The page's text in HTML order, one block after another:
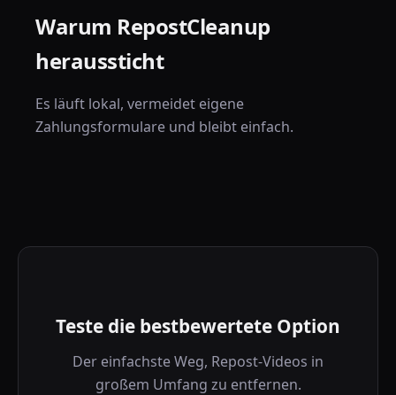
Warum RepostCleanup
heraussticht
Es läuft lokal, vermeidet eigene
Zahlungsformulare und bleibt einfach.
Teste die bestbewertete Option
Der einfachste Weg, Repost-Videos in
großem Umfang zu entfernen.